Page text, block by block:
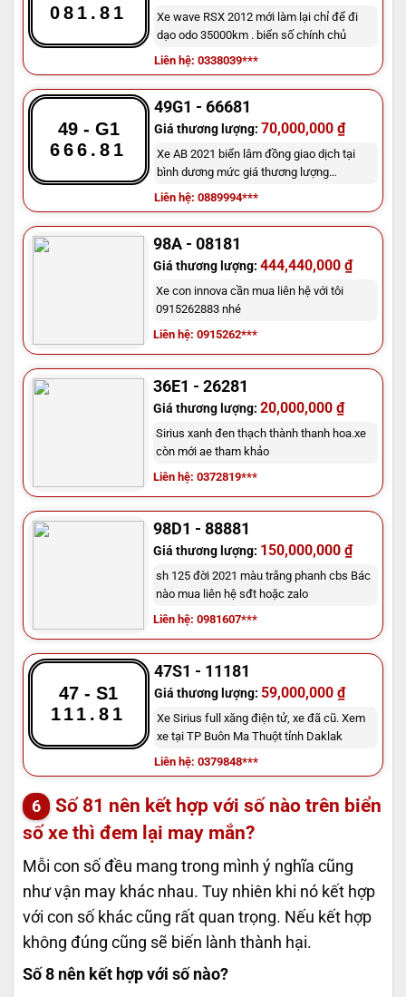
081.81
Xe wave RSX 2012 mới làm lại chỉ để đi
dạo odo 35000km . biển số chính chủ
Liên hệ: 0338039***
49 - G1
666.81
49G1 - 66681
Giá thương lượng: 70,000,000 ₫
Xe AB 2021 biển lâm đồng giao dịch tại
bình dương mức giá thương lượng
lh0889994726
Liên hệ: 0889994***
98A - 08181
Giá thương lượng:444,440,000 ₫
Xe con innova cần mua liên hệ với tôi
0915262883 nhé
Liên hệ: 0915262***
36E1 - 26281
Giá thương lượng:20,000,000 ₫
Sirius xanh đen thạch thành thanh hoa.xe
còn mới ae tham khảo
Liên hệ: 0372819***
98D1 - 88881
Giá thương lượng: 150,000,000 ₫
sh 125 đời 2021 màu trắng phanh cbs Bác
nào mua liên hệ sđt hoặc zalo
Liên hệ: 0981607***
47 - S1
111.81
47S1 - 11181
Giá thương lượng: 59,000,000 ₫
Xe Sirius full xăng điện tử, xe đã cũ. Xem
xe tại TP Buôn Ma Thuột tỉnh Daklak
Liên hệ: 0379848***
Số 81 nên kết hợp với số nào trên biển
số xe thì đem lại may mắn?
Mỗi con số đều mang trong mình ý nghĩa cũng
như vận may khác nhau. Tuy nhiên khi nó kết hợp
với con số khác cũng rất quan trọng. Nếu kết hợp
không đúng cũng sẽ biến lành thành hại.
Số 8 nên kết hợp với số nào?